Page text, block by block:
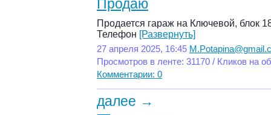
Продаю
Продается гараж на Ключевой, блок
Телефон [Развернуть]
27 апреля 2025, 16:45
Просмотров в ленте: 31170 / Кликов на
Комментарии: 0
далее →